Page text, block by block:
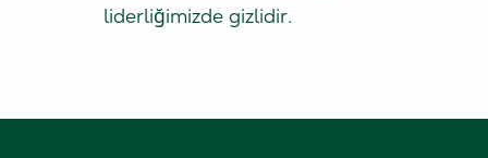
liderliğimizde gizlidir.